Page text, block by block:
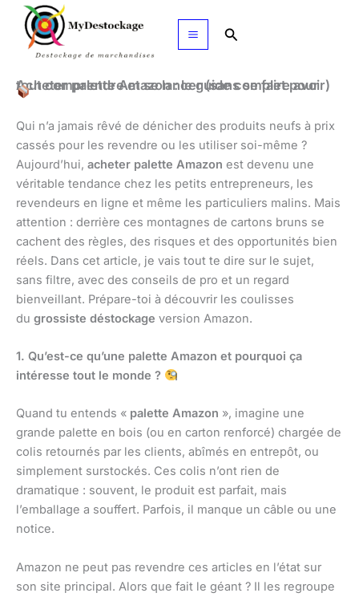
Aller
contenu
Rechercher
Acheter palette Amazon : le guide complet pour tout comprendre et se lancer (sans se faire avoir)
Qui n’a jamais rêvé de dénicher des produits neufs à prix
cassés pour les revendre ou les utiliser soi-même ?
Aujourd’hui, acheter palette Amazon est devenu une
véritable tendance chez les petits entrepreneurs, les
revendeurs en ligne et même les particuliers malins. Mais
attention : derrière ces montagnes de cartons bruns se
cachent des règles, des risques et des opportunités bien
réels. Dans cet article, je vais tout te dire sur le sujet,
sans filtre, avec des conseils de pro et un regard
bienveillant. Prépare-toi à découvrir les coulisses
du grossiste déstockage version Amazon.
1. Qu’est-ce qu’une palette Amazon et pourquoi ça
intéresse tout le monde ?
Quand tu entends « palette Amazon », imagine une
grande palette en bois (ou en carton renforcé) chargée de
colis retournés par les clients, abîmés en entrepôt, ou
simplement surstockés. Ces colis n’ont rien de
dramatique : souvent, le produit est parfait, mais
l’emballage a souffert. Parfois, il manque un câble ou une
notice.
Amazon ne peut pas revendre ces articles en l’état sur
son site principal. Alors que fait le géant ? Il les regroupe